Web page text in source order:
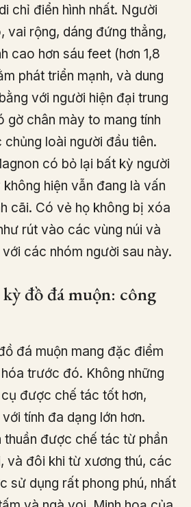
chỉ điển hình nhất. Người
vai rộng, dáng đứng thẳng,
cao hơn sáu feet (hơn 1,8
phát triển mạnh, và dung
với người hiện đại trung
gờ chân mày to mang tính
chủng loài người đầu tiên.
có bỏ lại bất kỳ người
hiện vẫn đang là vấn
cãi. Có vẻ họ không bị xóa
rút vào các vùng núi và
các nhóm người sau này.
đồ đá muộn: công
đá muộn mang đặc điểm
trước đó. Không những
được chế tác tốt hơn,
tính đa dạng lớn hơn.
thuần được chế tác từ phần
và đôi khi từ xương thú, các
sử dụng rất phong phú, nhất